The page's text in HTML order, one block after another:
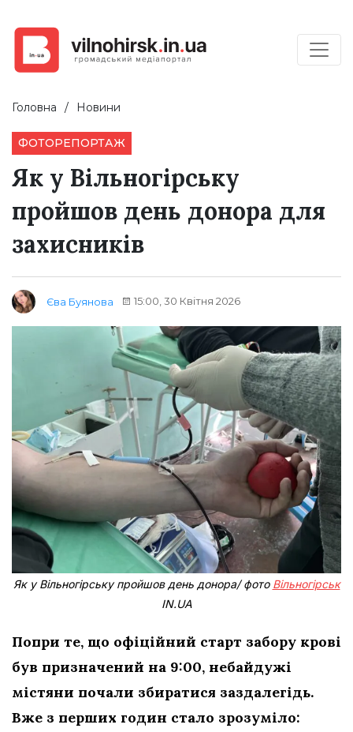
Головна Новини
ФОТОРЕПОРТАЖ
Як у Вільногірську
пройшов день донора для
захисників
Єва Буянова 15:00, 30 Квітня 2026
Як у Вільногірську пройшов день донора/ фото Вільногірськ
IN.UA
Попри те, що офіційний старт забору крові
був призначений на 9:00, небайдужі
містяни почали збиратися заздалегідь.
Вже з перших годин стало зрозуміло: